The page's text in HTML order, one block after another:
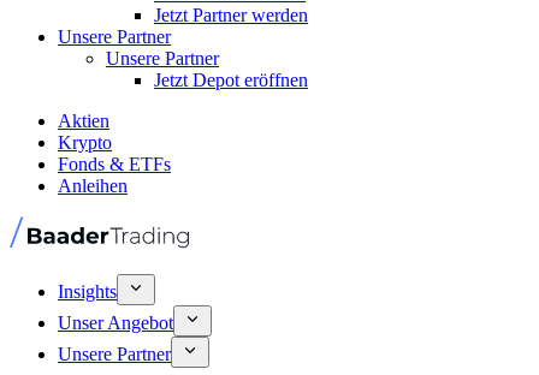
Jetzt Partner werden
Unsere Partner
Unsere Partner
Jetzt Depot eröffnen
Aktien
Krypto
Fonds & ETFs
Anleihen
Insights
Unser Angebot
Unsere Partner